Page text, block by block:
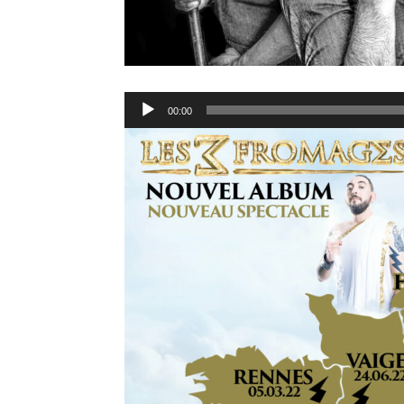
Lecteur
audio
00:00